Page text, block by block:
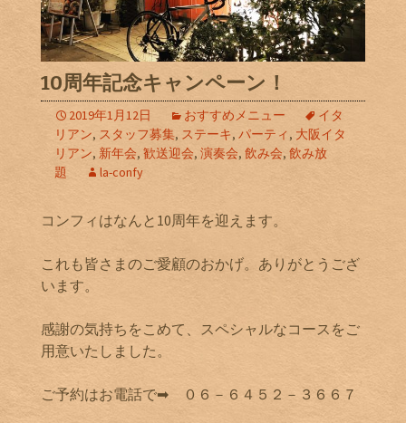
10周年記念キャンペーン！
2019年1月12日 おすすめメニュー
イタ
リアン, スタッフ募集, ステーキ, パーティ , 大阪イタ
リアン, 新年会, 歓送迎会, 演奏会, 飲み会, 飲み放
題
la-confy
コンフィはなんと10周年を迎えます。
これも皆さまのご愛顧のおかげ。ありがとうござ
います。
感謝の気持ちをこめて、スペシャルなコースをご
用意いたしました。
ご予約はお電話で➡ ０６－６４５２－３６６７